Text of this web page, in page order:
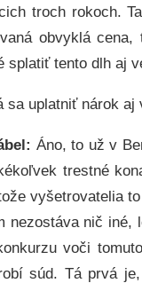
troch rokoch.
obvyklá
splatiť tento dlh aj
sa uplatniť nárok
Áno, to už v
trestné
vyšetrovatelia
nezostáva nič
voči
súd. Tá prvá